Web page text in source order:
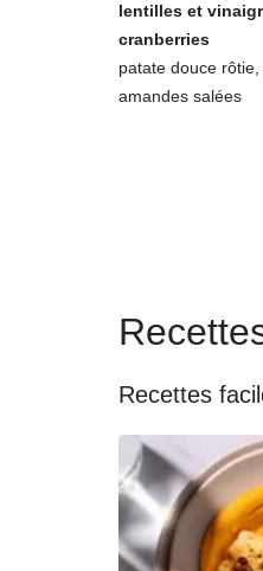
lentilles et
cranberries
patate douce
amandes salées
Recettes